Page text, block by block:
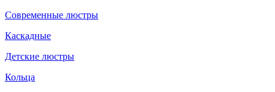
Современные люстры
Каскадные
Детские люстры
Кольца